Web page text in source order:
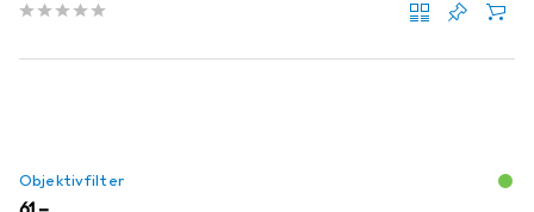
Objektivfilter